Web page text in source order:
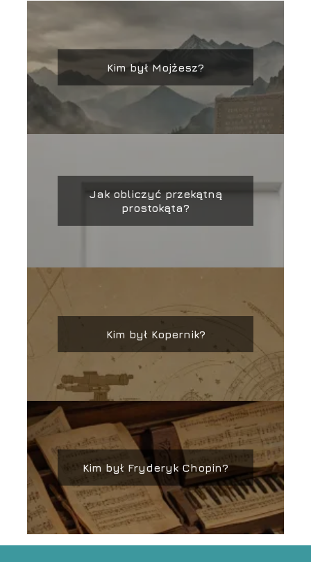
Kim był Mojżesz?
Jak obliczyć przekątną
prostokąta?
Kim był Kopernik?
Kim był Fryderyk Chopin?